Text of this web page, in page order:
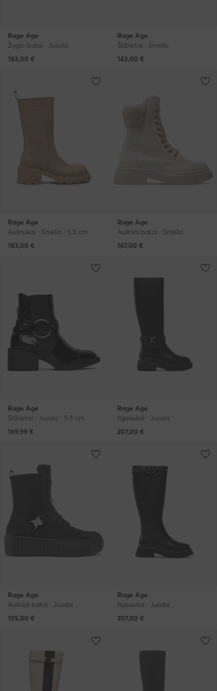
Rage Age
Žygio batai · Juoda
183,00 €
Rage Age
Štibletai · Smėlio
143,00 €
Rage Age
Aulinukai · Smėlio · 5.5 cm
183,00 €
Rage Age
Auliniai batai · Smėlio
167,00 €
Rage Age
Štibletai · Juoda · 5.5 cm
169,99 €
Rage Age
Ilgaauliai · Juoda
207,00 €
Rage Age
Auliniai batai · Juoda
155,00 €
Rage Age
Ilgaauliai · Juoda
207,00 €